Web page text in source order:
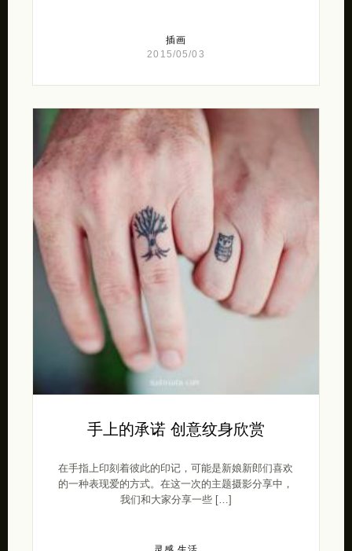
插画
2015/05/03
手上的承诺 创意纹身欣赏
在手指上印刻着彼此的印记，可能是新娘新郎们喜欢
的一种表现爱的方式。在这一次的主题摄影分享中，
我们和大家分享一些 […]